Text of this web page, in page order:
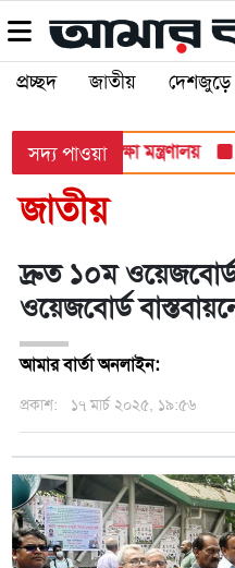
প্রচ্ছদ জাতীয় দেশজুড়ে
সদ্য পাওয়া
পরীক্ষায়: শিক্ষা মন্ত্রণালয়
জাতীয়
দ্রুত ১০ম
ওয়েজবোর্ড
আমার বার্তা অনলাইন:
প্রকাশ: ১৭ মার্চ ২০২৫, ১৯:৫৬